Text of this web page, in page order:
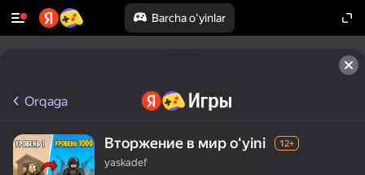
Barcha o'yinlar
Orqaga
Вторжение в мир oʻyini 12+
yaskadef